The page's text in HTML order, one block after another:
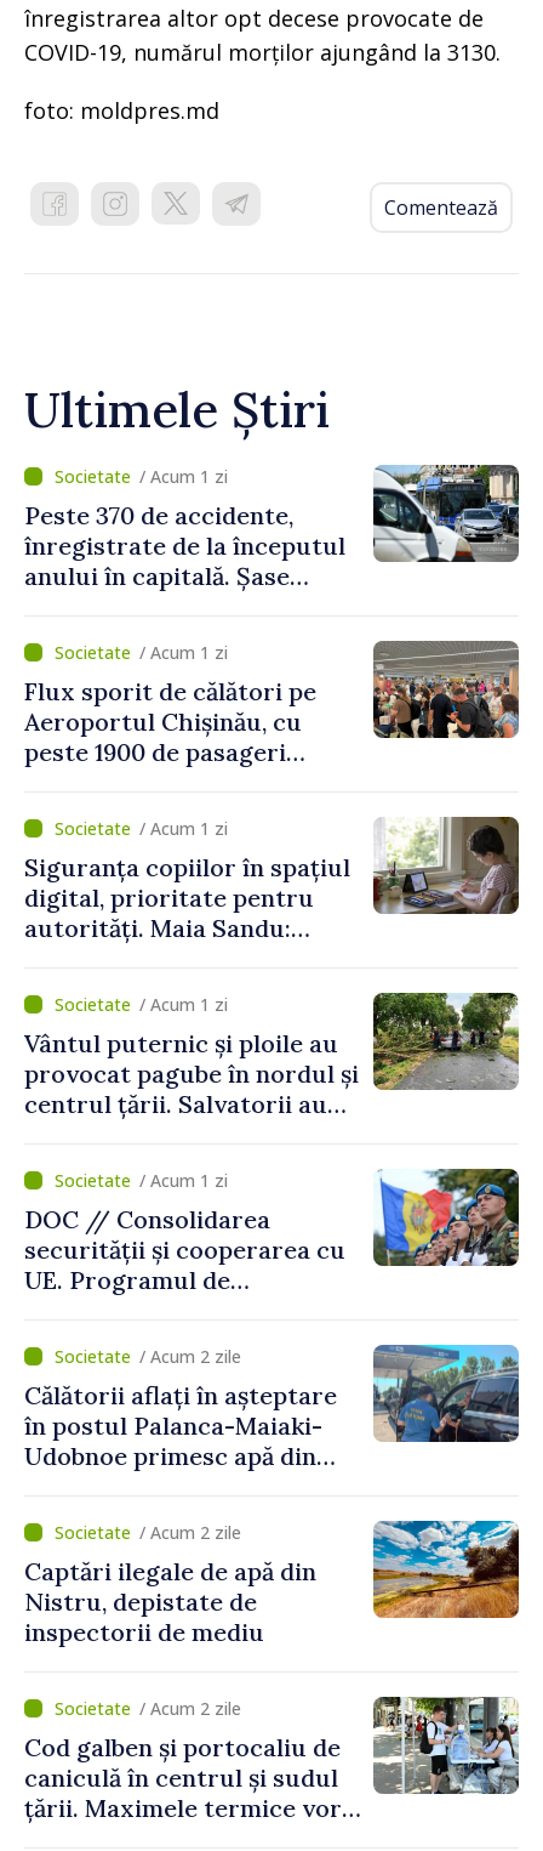
înregistrarea altor opt decese provocate de
COVID-19, numărul morților ajungând la 3130.
foto: moldpres.md
Comentează
Ultimele Știri
/ Acum 1 zi
Peste 370 de accidente,
înregistrate de la începutul
anului în capitală. Șase
/ Acum 1 zi
Flux sporit de călători pe
Aeroportul Chișinău, cu
peste 1900 de pasageri
de vârf a concediilor
/ Acum 1 zi
Siguranța copiilor în spațiul
digital, prioritate pentru
autorități. Maia Sandu:
mecanisme care să-i
protejeze”/ Acum 1 zi
Vântul puternic și ploile au
provocat pagube în nordul și
centrul țării. Salvatorii au
/ Acum 1 zi
DOC // Consolidarea
securității și cooperarea cu
UE. Programul de
Naționale de Apărare pentru
perioada 2024–2034,
publicat în Monitorul Oficial
/ Acum 2 zile
Călătorii aflați în așteptare
în postul Palanca-Maiaki-
Udobnoe primesc apă din
și a polițiștilor de frontieră
/ Acum 2 zile
Captări ilegale de apă din
Nistru, depistate de
inspectorii de mediu
/ Acum 2 zile
Cod galben și portocaliu de
caniculă în centrul și sudul
țării. Maximele termice vor